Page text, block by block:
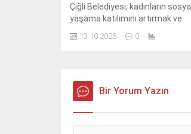
Çiğli Belediyesi, kadınların sosyal
yaşama katılımını artırmak ve
amacıyla düzenlediği etkinliklere
13.10.2025 0
Bir Yorum Yazın